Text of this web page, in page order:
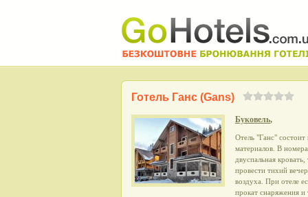
Готель Ганс (Gans)
Буковель,
Отель "Ганс"
материалов. В
двуспальная
провести тихий
воздуха. При отеле
прокат снаряжения